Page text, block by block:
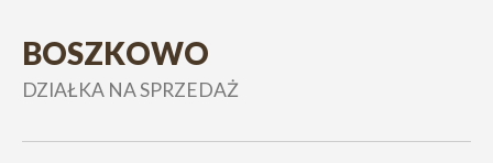
BOSZKOWO
DZIAŁKA NA SPRZEDAŻ